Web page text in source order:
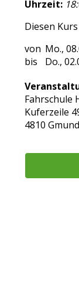
Uhrzeit:
Diesen
Mo.,
Do.,
Fahrschule
Kuferzeile
4810